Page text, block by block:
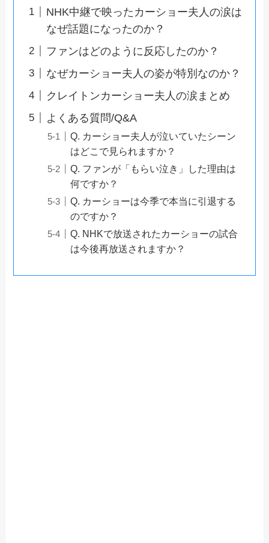
NHK中継で映ったカーショー夫人の涙は
なぜ話題になったのか？
ファンはどのように反応したのか？
なぜカーショー夫人の姿が特別なのか？
クレイトンカーショー夫人の涙まとめ
よくある質問/Q&A
Q. カーショー夫人が泣いていたシーン
はどこで見られますか？
Q. ファンが「もらい泣き」した理由は
何ですか？
Q. カーショーは今季で本当に引退する
のですか？
Q. NHKで放送されたカーショーの試合
は今後再放送されますか？